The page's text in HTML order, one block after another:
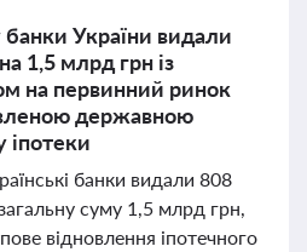
України видали
1,5 млрд грн із
на первинний ринок
державною
іпотеки
банки видали 808
суму 1,5 млрд грн,
відновлення іпотечного